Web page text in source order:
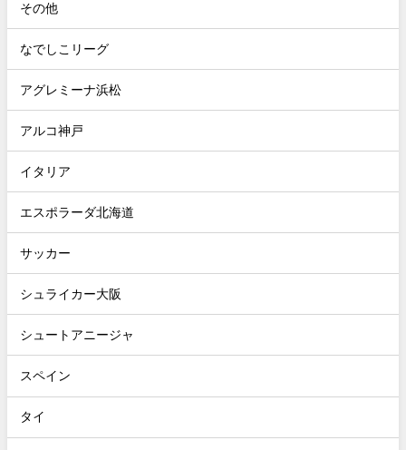
その他
なでしこリーグ
アグレミーナ浜松
アルコ神戸
イタリア
エスポラーダ北海道
サッカー
シュライカー大阪
シュートアニージャ
スペイン
タイ